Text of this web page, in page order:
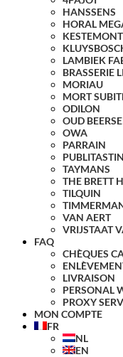
HANSSENS
HORAL
KESTEMONT
LAMBIEK
BRASSERIE
MORIAU
MORT
ODILON
OUD
OWA
PARRAIN
TAYMANS
THE BRETT
TILQUIN
VAN AERT
VRIJSTAAT
FAQ
CHÈQUES
LIVRAISON
PERSONAL
PROXY
MON COMPTE
FR
NL
EN